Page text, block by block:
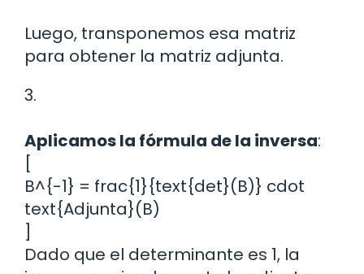
Luego, transponemos esa matriz
para obtener la matriz adjunta.
3.
Aplicamos la fórmula de la inversa:
[
B^{-1} = frac{1}{text{det}(B)} cdot
text{Adjunta}(B)
]
Dado que el determinante es 1, la